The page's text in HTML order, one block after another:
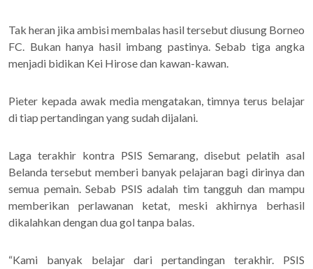
Tak heran jika ambisi membalas hasil tersebut diusung Borneo
FC. Bukan hanya hasil imbang pastinya. Sebab tiga angka
menjadi bidikan Kei Hirose dan kawan-kawan.
Pieter kepada awak media mengatakan, timnya terus belajar
di tiap pertandingan yang sudah dijalani.
Laga terakhir kontra PSIS Semarang, disebut pelatih asal
Belanda tersebut memberi banyak pelajaran bagi dirinya dan
semua pemain. Sebab PSIS adalah tim tangguh dan mampu
memberikan perlawanan ketat, meski akhirnya berhasil
dikalahkan dengan dua gol tanpa balas.
“Kami banyak belajar dari pertandingan terakhir. PSIS